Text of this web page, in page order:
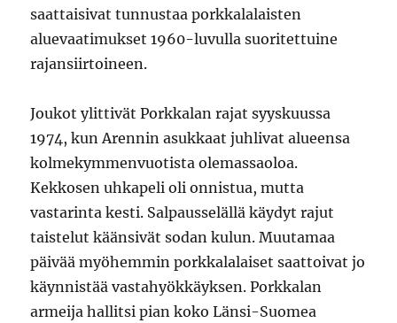
saattaisivat tunnustaa porkkalalaisten
aluevaatimukset 1960-luvulla suoritettuine
rajansiirtoineen.
Joukot ylittivät Porkkalan rajat syyskuussa
1974, kun Arennin asukkaat juhlivat alueensa
kolmekymmenvuotista olemassaoloa.
Kekkosen uhkapeli oli onnistua, mutta
vastarinta kesti. Salpausselällä käydyt rajut
taistelut käänsivät sodan kulun. Muutamaa
päivää myöhemmin porkkalalaiset saattoivat jo
käynnistää vastahyökkäyksen. Porkkalan
armeija hallitsi pian koko Länsi-Suomea